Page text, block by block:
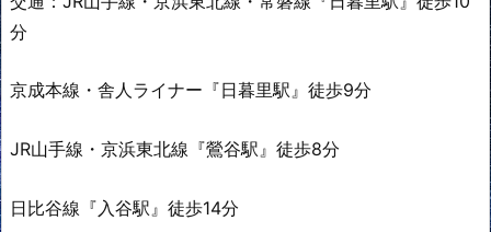
分
京成本線・舎人ライナー『日暮里駅』徒歩9分
JR山手線・京浜東北線『鶯谷駅』徒歩8分
日比谷線『入谷駅』徒歩14分